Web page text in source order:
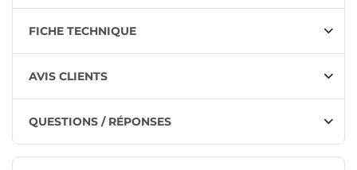
FICHE TECHNIQUE
AVIS CLIENTS
QUESTIONS / RÉPONSES